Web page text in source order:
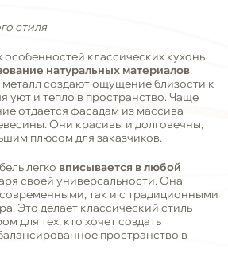
стиля
классических кухонь
натуральных материалов.
создают ощущение близости к
уют и тепло в пространство. Чаще
отдается фасадам из массива
Они красивы и долговечны,
плюсом для заказчиков.
легко вписывается в любой
своей универсальности. Она
современными, так и с традиционными
Это делает классический стиль
для тех, кто хочет создать
пространство в